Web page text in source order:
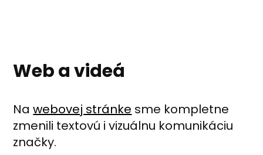
Web a videá
Nawebovej stránke sme kompletne
zmenili textovú i vizuálnu komunikáciu
značky.